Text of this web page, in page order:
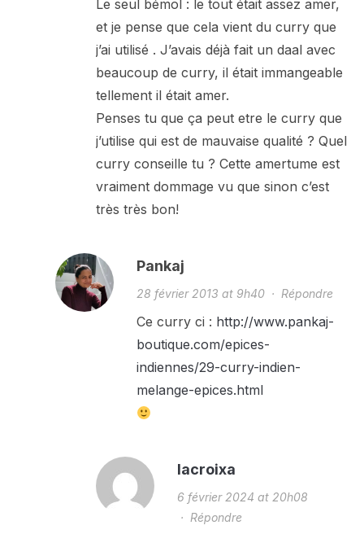
Le seul bémol : le tout était assez amer,
et je pense que cela vient du curry que
j’ai utilisé . J’avais déjà fait un daal avec
beaucoup de curry, il était immangeable
tellement il était amer.
Penses tu que ça peut etre le curry que
j’utilise qui est de mauvaise qualité ? Quel
curry conseille tu ? Cette amertume est
vraiment dommage vu que sinon c’est
très très bon!
Pankaj
28 février 2013 at 9h40· Répondre
Ce curry ci : http://www.pankaj-
boutique.com/epices-
indiennes/29-curry-indien-
melange-epices.html
lacroixa
6 février 2024 at 20h08
· Répondre